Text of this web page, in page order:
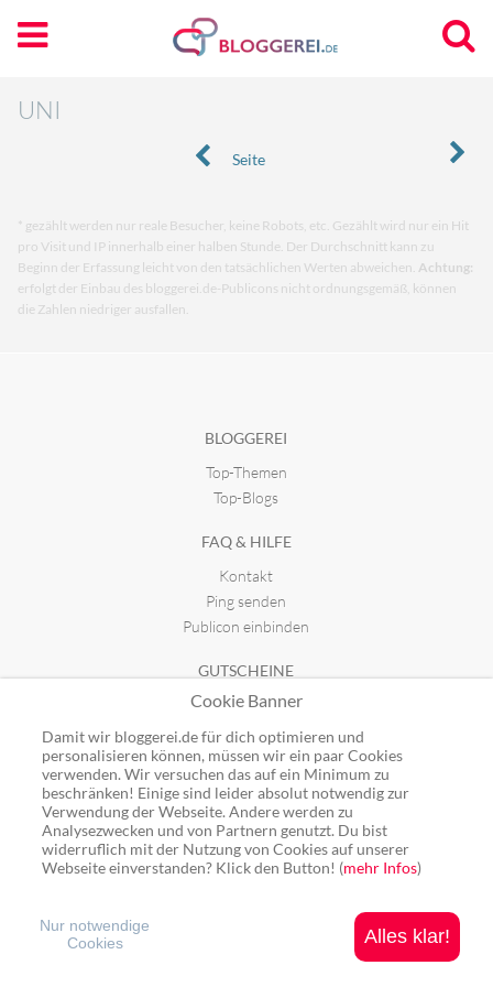
UNI
Seite
* gezählt werden nur reale Besucher, keine Robots, etc. Gezählt wird nur ein Hit
pro Visit und IP innerhalb einer halben Stunde. Der Durchschnitt kann zu
Beginn der Erfassung leicht von den tatsächlichen Werten abweichen. Achtung:
erfolgt der Einbau des bloggerei.de-Publicons nicht ordnungsgemäß, können
die Zahlen niedriger ausfallen.
BLOGGEREI
Top-Themen
Top-Blogs
FAQ & HILFE
Kontakt
Ping senden
Publicon einbinden
GUTSCHEINE
Top-Gutscheine
Alle Shops
Ping: http://rpc.bloggerei.de/ping/ (*nur für angemeldete Blogs)
Blogverzeichnis Bloggerei.de © 2006 - 2026
Cookie Banner
Damit wir bloggerei.de für dich optimieren und
personalisieren können, müssen wir ein paar Cookies
verwenden. Wir versuchen das auf ein Minimum zu
beschränken! Einige sind leider absolut notwendig zur
Verwendung der Webseite. Andere werden zu
Analysezwecken und von Partnern genutzt. Du bist
widerruflich mit der Nutzung von Cookies auf unserer
Webseite einverstanden? Klick den Button! (mehr Infos)
Alles klar!
Nur notwendige
Cookies